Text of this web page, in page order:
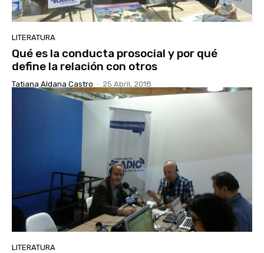
LITERATURA
Qué es la conducta prosocial y por qué
define la relación con otros
Tatiana Aldana Castro - 25 Abril, 2018
LITERATURA